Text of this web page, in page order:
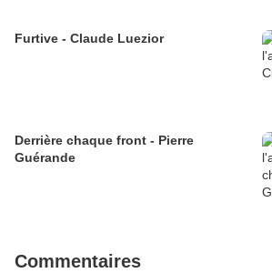
Furtive - Claude Luezior
Derrière chaque front - Pierre
Guérande
Commentaires